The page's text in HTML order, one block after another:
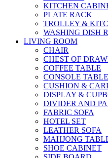
KITCHEN
PLATE RACK
TROLLEY &
WASHING DISH
LIVING ROOM
CHAIR
CHEST OF
COFFEE TABLE
CONSOLE TABLE
CUSHION &
DISPLAY &
DIVIDER AND
FABRIC SOFA
HOTEL SET
LEATHER SOFA
MAHJONG
SHOE CABINET